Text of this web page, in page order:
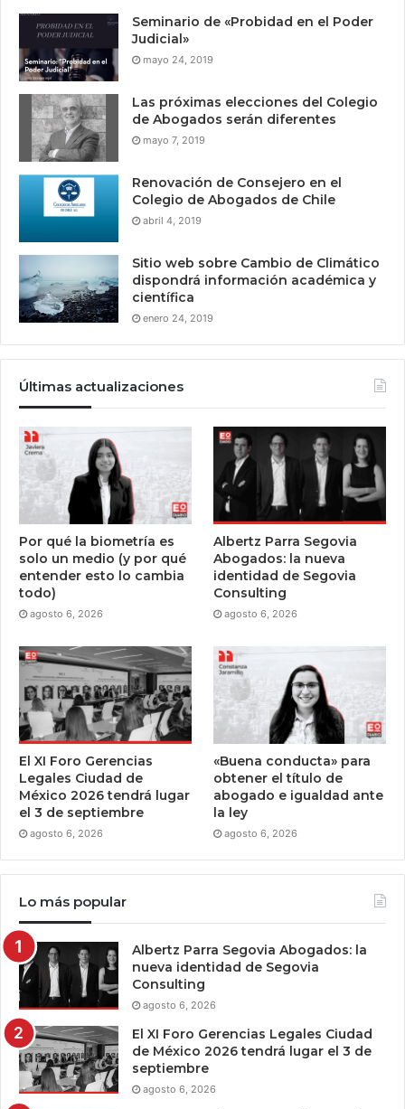
Seminario de «Probidad en el Poder
Judicial»
mayo 24, 2019
Las próximas elecciones del Colegio
de Abogados serán diferentes
mayo 7, 2019
Renovación de Consejero en el
Colegio de Abogados de Chile
abril 4, 2019
Sitio web sobre Cambio de Climático
dispondrá información académica y
científica
enero 24, 2019
Últimas actualizaciones
Por qué la biometría es
solo un medio (y por qué
entender esto lo cambia
todo)
agosto 6, 2026
Albertz Parra Segovia
Abogados: la nueva
identidad de Segovia
Consulting
agosto 6, 2026
El XI Foro Gerencias
Legales Ciudad de
México 2026 tendrá lugar
el 3 de septiembre
agosto 6, 2026
«Buena conducta» para
obtener el título de
abogado e igualdad ante
la ley
agosto 6, 2026
Lo más popular
Albertz Parra Segovia Abogados: la
nueva identidad de Segovia
Consulting
agosto 6, 2026
El XI Foro Gerencias Legales Ciudad
de México 2026 tendrá lugar el 3 de
septiembre
agosto 6, 2026